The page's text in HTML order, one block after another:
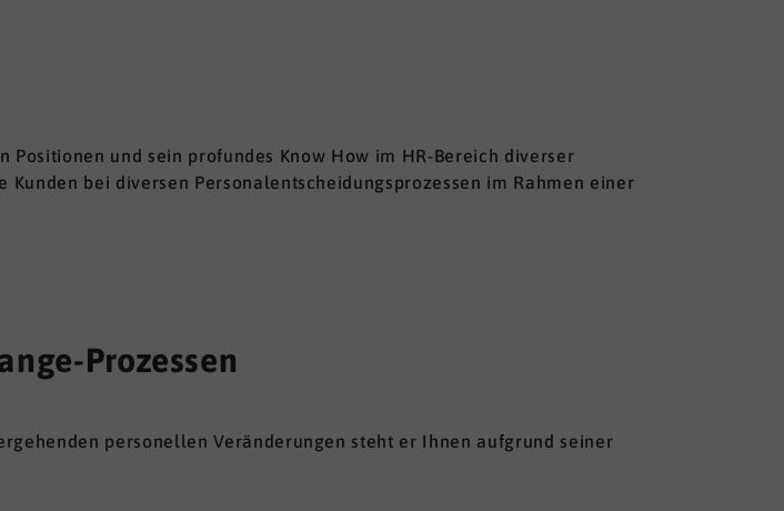
und sein profundes Know How im HR-Bereich diverser
Kunden bei diversen Personalentscheidungsprozessen im Rahmen einer
Prozessen
personellen Veränderungen steht er Ihnen aufgrund seiner